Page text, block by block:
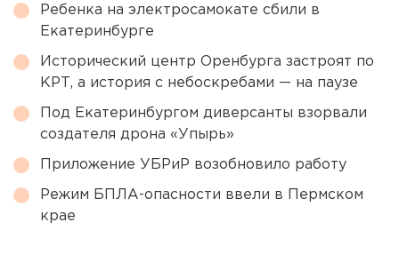
Ребенка на электросамокате сбили в
Екатеринбурге
Исторический центр Оренбурга застроят по
КРТ, а история с небоскребами — на паузе
Под Екатеринбургом диверсанты взорвали
создателя дрона «Упырь»
Приложение УБРиР возобновило работу
Режим БПЛА-опасности ввели в Пермском
крае